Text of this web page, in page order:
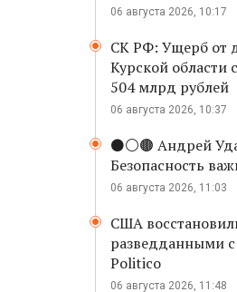
06 августа 2026, 10:17
СК РФ: Ущерб от
Курской области
504 млрд рублей
06 августа 2026, 10:37
⚫️⚪️🟤 Андрей
Безопасность
06 августа 2026, 11:03
США
разведданными
Politico
06 августа 2026, 11:48